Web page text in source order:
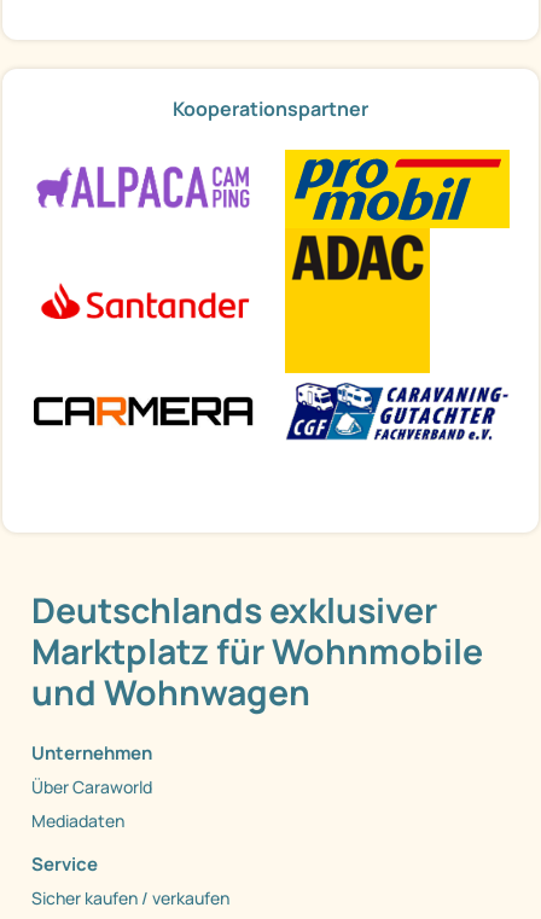
Kooperationspartner
Deutschlands exklusiver
Marktplatz für Wohnmobile
und Wohnwagen
Unternehmen
Über Caraworld
Mediadaten
Service
Sicher kaufen / verkaufen